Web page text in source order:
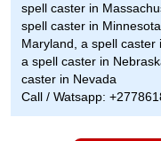
spell caster in
spell caster in
Maryland, a spell caster
a spell caster in
caster in Nevada
Call / Watsapp: